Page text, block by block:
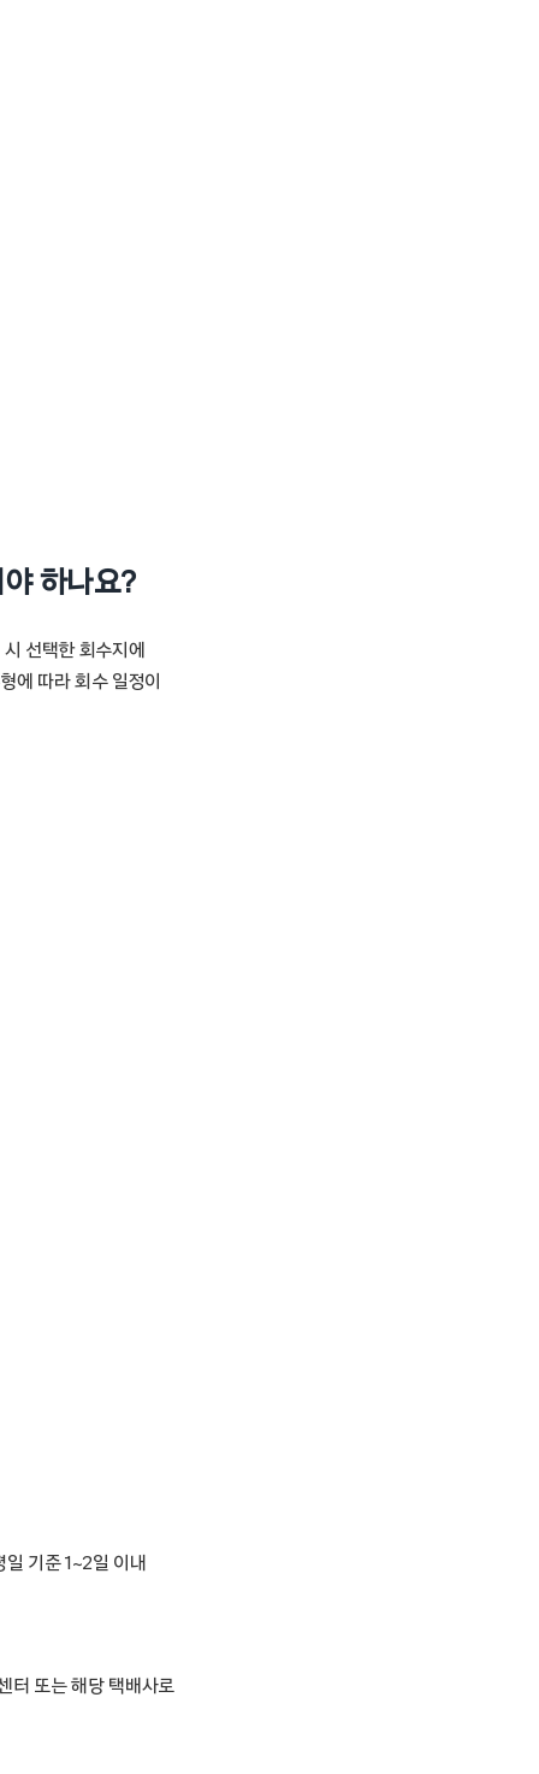
하나요?
선택한 회수지에
에 따라 회수 일정이
기준 1~2일 이내
터 또는 해당 택배사로